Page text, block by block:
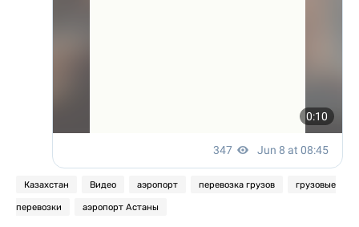
Казахстан Видео аэропорт перевозка грузов грузовые
перевозки аэропорт Астаны